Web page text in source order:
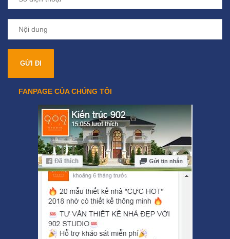
FANPAGE CỦA CHÚNG TÔI